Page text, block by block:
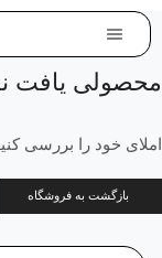
محصولی یافت
املای خود را بررسی
بازگشت به فروشگاه